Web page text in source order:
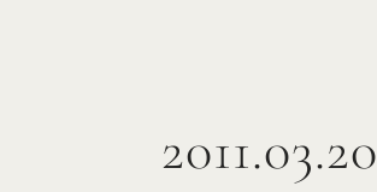
2011.03.20